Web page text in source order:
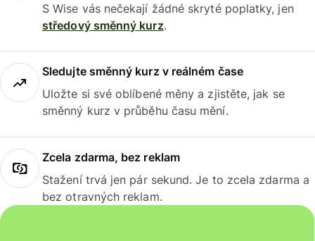
S Wise vás nečekají žádné skryté poplatky, jen
středový směnný kurz.
Sledujte směnný kurz v reálném čase
Uložte si své oblíbené měny a zjistěte, jak se
směnný kurz v průběhu času mění.
Zcela zdarma, bez reklam
Stažení trvá jen pár sekund. Je to zcela zdarma a
bez otravných reklam.